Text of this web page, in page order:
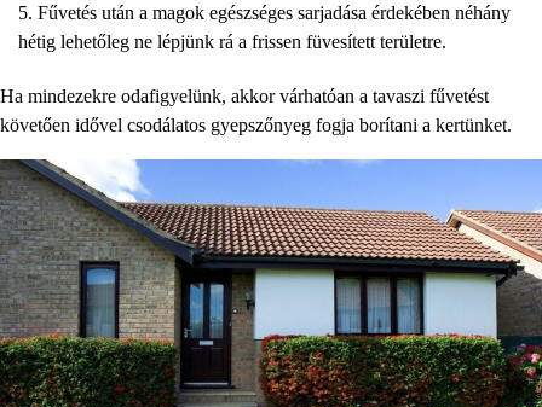
Fűvetés után a magok egészséges sarjadása érdekében néhány
hétig lehetőleg ne lépjünk rá a frissen füvesített területre.
Ha mindezekre odafigyelünk, akkor várhatóan a tavaszi fűvetést
követően idővel csodálatos gyepszőnyeg fogja borítani a kertünket.